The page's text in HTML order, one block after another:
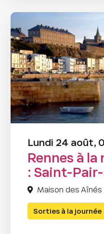
Lundi 24 août,
Rennes à la
: Saint-
Maison des
Sorties à la journée